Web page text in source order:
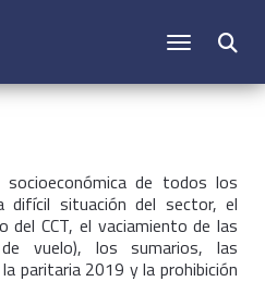
CAMBIAR
de todos los
difícil situación del sector, el
CCT, el vaciamiento de las
vuelo), los sumarios, las
paritaria 2019 y la prohibición